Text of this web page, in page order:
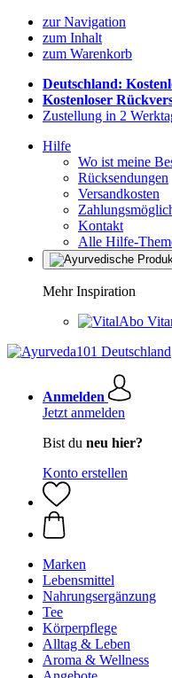
zur Navigation
zum Inhalt
zum Warenkorb
Deutschland:
Kostenloser
Zustellung in 2
Hilfe
Wo ist meine
Rücksendungen
Versandkosten
Kontakt
Alle Hilfe-
Mehr Inspiration
Anmelden
Jetzt anmelden
Bist du neu hier?
Konto erstellen
Marken
Lebensmittel
Nahrungsergänzung
Tee
Körperpflege
Alltag & Leben
Aroma & Wellness